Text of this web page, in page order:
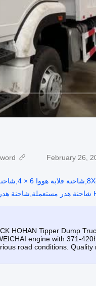
February 26,
HOHAN Tipper Dump
engine with 371-
road conditions.